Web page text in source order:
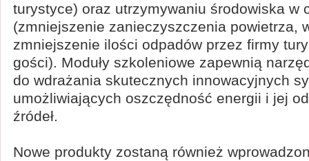
turystyce) oraz utrzymywaniu środowiska w
(zmniejszenie zanieczyszczenia powietrza,
zmniejszenie ilości odpadów przez firmy
gości). Moduły szkoleniowe zapewnią
do wdrażania skutecznych innowacyjnych
umożliwiających oszczędność energii i jej
źródeł.
Nowe produkty zostaną również